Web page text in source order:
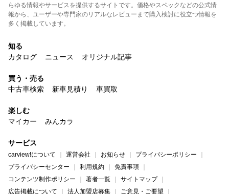
らゆる情報やサービスを提供するサイトです。価格やスペックなどの公式情
報から、ユーザーや専門家のリアルなレビューまで購入検討に役立つ情報を
多く掲載しています。
知る
カタログ
ニュース オリジナル記事
買う・売る
中古車検索
新車見積り 車買取
楽しむ
マイカー
みんカラ
サービス
carview!について 運営会社 お知らせ
プライバシーポリシー
プライバシーセンター
利用規約
免責事項
コンテンツ制作ポリシー
著者一覧
サイトマップ
広告掲載について
法人加盟店募集 ご意見・ご要望